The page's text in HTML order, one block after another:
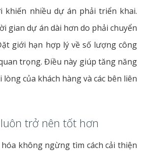
khiến nhiều dự án phải triển khai.
gian dự án dài hơn do phải chuyển
giới hạn hợp lý về số lượng công
trọng. Điều này giúp tăng năng
của khách hàng và các bên liên
trở nên tốt hơn
không ngừng tìm cách cải thiện